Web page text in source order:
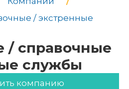
/ экстренные
/ справочные
службы
компанию